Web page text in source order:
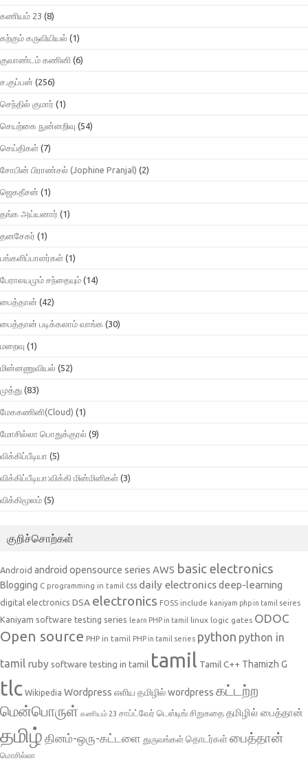
கணியம் 23 (8)
கற்கும் கருவியியல் (1)
குவாண்டம் கணினி (6)
ச.குப்பன் (256)
செந்தில் குமார் (1)
செயற்கை நுன்னறிவு (54)
செய்திகள் (7)
சோபின் பிராண்சல் (Jophine Pranjal) (2)
ஜெகதீசன் (1)
தங்க அய்யனார் (1)
தனசேகர் (1)
பங்களிப்பாளர்கள் (1)
பேராலயமும் சந்தையும் (14)
பைத்தான் (42)
பைத்தான் படிக்கலாம் வாங்க (30)
மறைவு (1)
மின்னணுவியல் (52)
முத்து (83)
மேககணினி(Cloud) (1)
மோசில்லா பொதுக்குரல் (9)
விக்கிப்பீடியா (5)
விக்கிப்பீடியா:விக்கி மின்மினிகள் (3)
விக்கிமூலம் (5)
குறிச்சொற்கள்
Android android opensource series AWS basic electronics
Blogging C programming in tamil css daily electronicsdeep-learning
digital electronics DSA electronics FOSS include kaniyam php in tamil seires
Kaniyam software testing series learn PHP in tamil linux logic gates ODOC
Open source PHP in tamil PHP in tamil series python python in
tamil ruby software testing in tamil tamil Tamil C++ Thamizh G
tlc Wikipedia Wordpress எளிய தமிழில் wordpress கட்டற்ற
மென்பொருள் கணியம் 23 சாப்ட்வேர் டெஸ்டிங் சிறுகதை தமிழில் பைத்தான்
தமிழ் தினம்-ஒரு-கட்டளை துருவங்கள் தொடர்கள்பைத்தான்
மொசில்லா